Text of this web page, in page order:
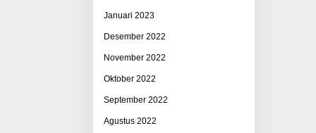
Januari 2023
Desember 2022
November 2022
Oktober 2022
September 2022
Agustus 2022